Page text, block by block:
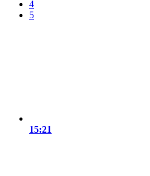
4
5
15:21